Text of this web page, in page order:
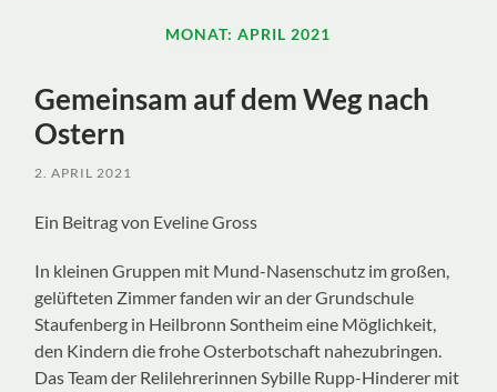
MONAT:APRIL 2021
Gemeinsam auf dem Weg nach
Ostern
2. APRIL 2021
Ein Beitrag von Eveline Gross
In kleinen Gruppen mit Mund-Nasenschutz im großen,
gelüfteten Zimmer fanden wir an der Grundschule
Staufenberg in Heilbronn Sontheim eine Möglichkeit,
den Kindern die frohe Osterbotschaft nahezubringen.
Das Team der Relilehrerinnen Sybille Rupp-Hinderer mit